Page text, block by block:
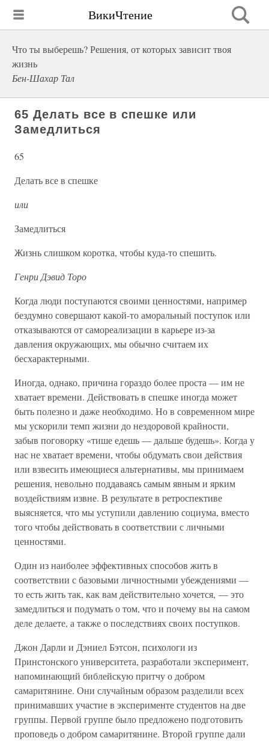
ВикиЧтение
Что ты выберешь? Решения, от которых зависит твоя
жизнь
Бен-Шахар Тал
65 Делать все в спешке или
Замедлиться
65
Делать все в спешке
или
Замедлиться
Жизнь слишком коротка, чтобы куда-то спешить.
Генри Дэвид Торо
Когда люди поступаются своими ценностями, например
бездумно совершают какой-то аморальный поступок или
отказываются от самореализации в карьере из-за
давления окружающих, мы обычно считаем их
бесхарактерными.
Иногда, однако, причина гораздо более проста — им не
хватает времени. Действовать в спешке иногда может
быть полезно и даже необходимо. Но в современном мире
мы ускорили темп жизни до нездоровой крайности,
забыв поговорку «тише едешь — дальше будешь». Когда у
нас не хватает времени, чтобы обдумать свои действия
или взвесить имеющиеся альтернативы, мы принимаем
решения, невольно поддаваясь самым явным и ярким
воздействиям извне. В результате в ретроспективе
выясняется, что мы уступили давлению социума, вместо
того чтобы действовать в соответствии с личными
ценностями.
Один из наиболее эффективных способов жить в
соответствии с базовыми личностными убеждениями —
то есть жить так, как вам действительно хочется, — это
замедлиться и подумать о том, что и почему вы на самом
деле делаете, а также о последствиях своих поступков.
Джон Дарли и Дэниел Бэтсон, психологи из
Принстонского университета, разработали эксперимент,
напоминающий библейскую притчу о добром
самаритянине. Они случайным образом разделили всех
принимавших участие в эксперименте студентов на две
группы. Первой группе было предложено подготовить
проповедь о добром самаритянине. Второй группе дали